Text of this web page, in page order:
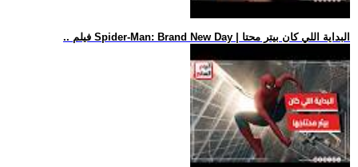
.. فيلم Spider-Man: Brand New Day | البداية اللي كان بيتر محتا